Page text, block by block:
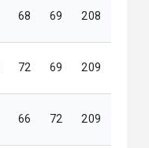
68 69 208
72 69 209
66 72 209